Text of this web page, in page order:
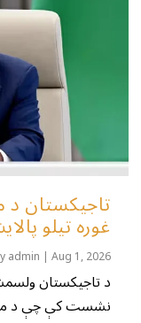
تاجیکستان د
غوره تیلو
admin | Aug 1, 2026
د تاجیکستان
نشست کې چې د